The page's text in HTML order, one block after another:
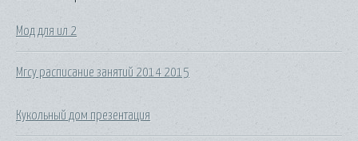
Мод для ил 2
Мгсу расписание занятий 2014 2015
Кукольный дом презентация